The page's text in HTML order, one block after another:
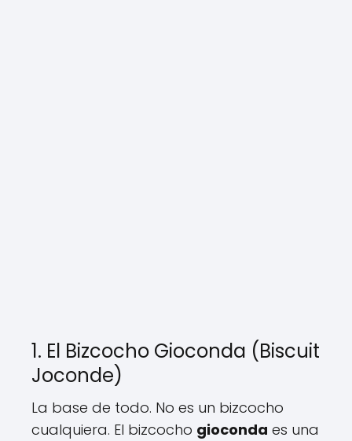
1. El Bizcocho Gioconda (Biscuit
Joconde)
La base de todo. No es un bizcocho
cualquiera. El bizcocho gioconda es una